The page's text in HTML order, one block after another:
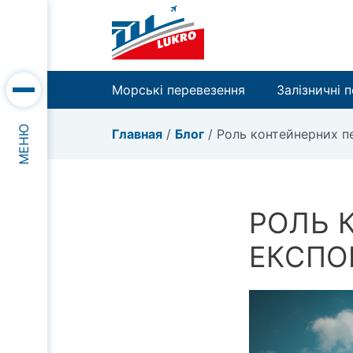
Морські перевезення Залізничні
МЕНЮ Главная / Блог / Роль контейнерних
РОЛЬ